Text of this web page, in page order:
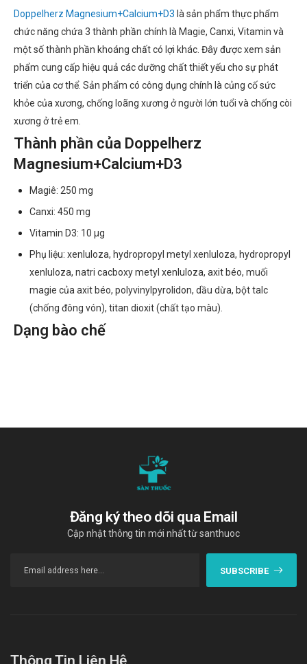
Doppelherz Magnesium+Calcium+D3 là sản phẩm thực phẩm
chức năng chứa 3 thành phần chính là Magie, Canxi, Vitamin và
một số thành phần khoáng chất có lợi khác. Đây được xem sản
phẩm cung cấp hiệu quả các dưỡng chất thiết yếu cho sự phát
triển của cơ thể. Sản phẩm có công dụng chính là củng cố sức
khỏe của xương, chống loãng xương ở người lớn tuổi và chống còi
xương ở trẻ em.
Thành phần của Doppelherz
Magnesium+Calcium+D3
Magiê: 250 mg
Canxi: 450 mg
Vitamin D3: 10 µg
Phụ liệu: xenluloza, hydropropyl metyl xenluloza, hydropropyl
xenluloza, natri cacboxy metyl xenluloza, axit béo, muối
magie của axit béo, polyvinylpyrolidon, dầu dừa, bột talc
(chống đông vón), titan dioxit (chất tạo màu).
Dạng bào chế
Công dụng:
thụ và lưu trữ trong xương. Canxi giúp duy trì xương bình
thường, giúp xương chắc khỏe, hỗ trợ phòng ngừa bệnh
Vitamin D3: Cũng là thành phần quan trọng tạo nên khung
xương. Nó hỗ trợ xương chắc khỏe và vô cùng cần thiết để
tăng hấp thu canxi vào cơ thể. Nếu chỉ bổ sung canxi mà
thiếu D3 thì nguy cơ canxi bị phá hủy hoặc không đến được
Đăng ký theo dõi qua Email
Cập nhật thông tin mới nhất từ santhuoc
SUBSCRIBE